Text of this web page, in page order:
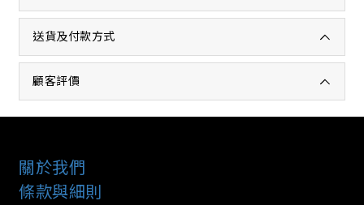
送貨及付款方式
顧客評價
關於我們
條款與細則